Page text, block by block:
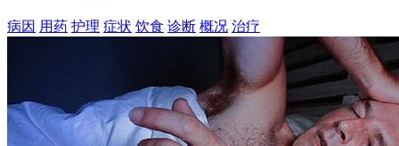
病因 用药 护理 症状 饮食 诊断 概况 治疗